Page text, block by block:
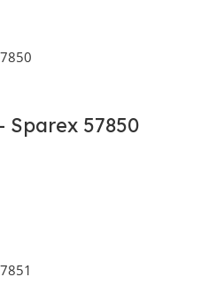
Sparex 57850